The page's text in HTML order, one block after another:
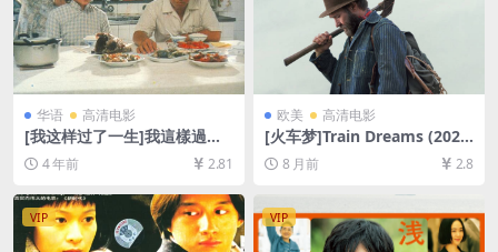
华语 高清电影
[我这样过了一生]我這樣過了
一生 (1985)[百度网盘+迅雷云
盘资源1080P超清未删减][MP
4 年前 2.81
欧美 高清电影
[火车梦]Train Dreams (202
5)[百度网盘+夸克网盘1080P
超清未删减资源][网盘在线播
幕]
8 月前 2.8
VIP VIP